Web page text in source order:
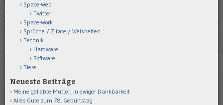
Space-Web
Twitter
Space-Work
Sprüche / Zitate / Weisheiten
Technik
Hardware
Software
Tiere
Neueste Beiträge
Meine geliebte Mutter, in ewiger Dankbarkeit
Alles Gute zum 78. Geburtstag